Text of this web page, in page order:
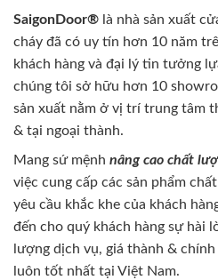
SaigonDoor® là nhà sản xuất
cháy đã có uy tín hơn 10 năm
khách hàng và đại lý tin tưởng
chúng tôi sở hữu hơn 10
sản xuất nằm ở vị trí trung tâm
& tại ngoại thành.
Mang sứ mệnh nâng cao chất
việc cung cấp các sản phẩm
yêu cầu khắc khe của khách
đến cho quý khách hàng sự hài
lượng dịch vụ, giá thành & chính
luôn tốt nhất tại Việt Nam.